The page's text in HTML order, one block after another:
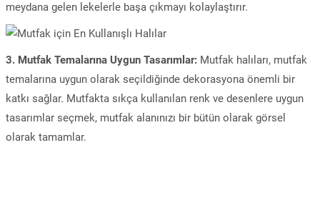
meydana gelen lekelerle başa çıkmayı kolaylaştırır.
3. Mutfak Temalarına Uygun Tasarımlar: Mutfak halıları, mutfak
temalarına uygun olarak seçildiğinde dekorasyona önemli bir
katkı sağlar. Mutfakta sıkça kullanılan renk ve desenlere uygun
tasarımlar seçmek, mutfak alanınızı bir bütün olarak görsel
olarak tamamlar.